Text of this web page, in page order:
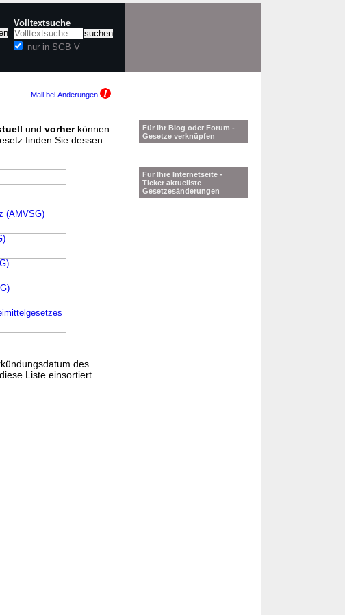
Volltextsuche
nur in SGB V
Mail bei Änderungen
und vorherkönnen
finden Sie dessen
(AMVSG)
des
Liste einsortiert
Für Ihr Blog oder Forum -
Gesetze verknüpfen
Für Ihre Internetseite -
Ticker aktuellste
Gesetzesänderungen